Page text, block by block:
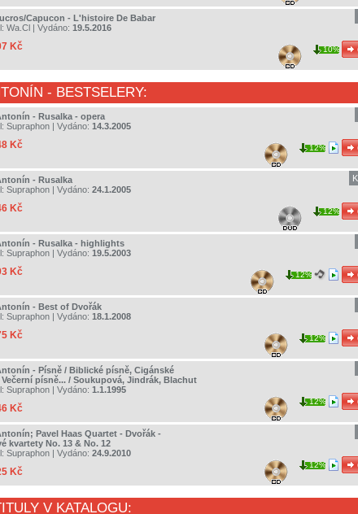
Capucon - L'histoire De Babar
Wa.Cl | Vydáno: 19.5.2016
Kč 10%
- BESTSELERY:
- Rusalka - opera
Supraphon | Vydáno: 14.3.2005
Kč 12%
- Rusalka
Supraphon | Vydáno: 24.1.2005
Kč 12%
- Rusalka - highlights
Supraphon | Vydáno: 19.5.2003
Kč 12%
- Best of Dvořák
Supraphon | Vydáno: 18.1.2008
Kč 12%
- Písně / Biblické písně, Cigánské
písně... / Soukupová, Jindrák, Blachut
Supraphon | Vydáno: 1.1.1995
Kč
12%
Pavel Haas Quartet - Dvořák -
kvartety No. 13 & No. 12
Supraphon | Vydáno: 24.9.2010
Kč
12%
V KATALOGU: